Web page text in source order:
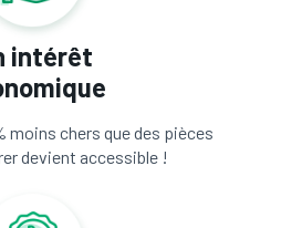
intérêt
moins chers que des pièces
devient accessible !